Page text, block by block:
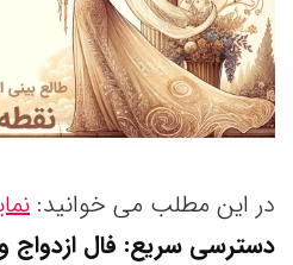
در این مطلب می خوانید:
دسترسی سریع: فال ازدواج